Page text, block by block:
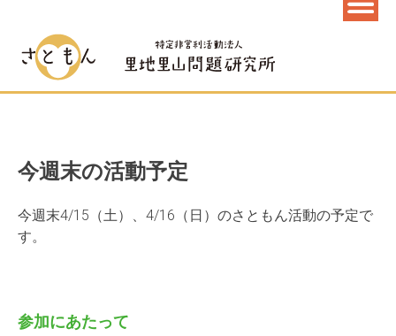
今週末の活動予定
今週末4/15（土）、4/16（日）のさともん活動の予定で
す。
参加にあたって